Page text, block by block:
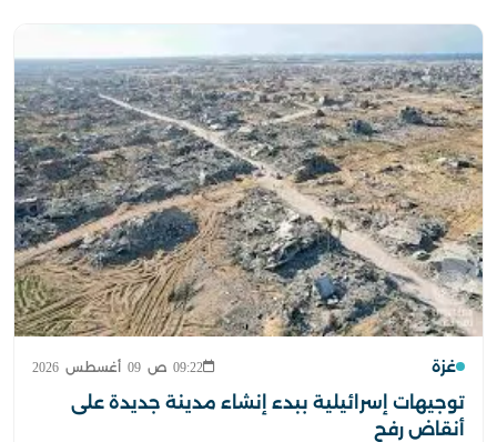
غزة 09:22 ص 09 أغسطس 2026
توجيهات إسرائيلية ببدء إنشاء مدينة جديدة على
أنقاض رفح